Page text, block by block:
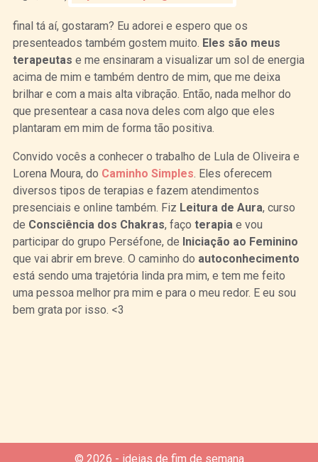
final tá aí, gostaram? Eu adorei e espero que os
presenteados também gostem muito. Eles são meus
terapeutas e me ensinaram a visualizar um sol de energia
acima de mim e também dentro de mim, que me deixa
brilhar e com a mais alta vibração. Então, nada melhor do
que presentear a casa nova deles com algo que eles
plantaram em mim de forma tão positiva.
Convido vocês a conhecer o trabalho de Lula de Oliveira e
Lorena Moura, do Caminho Simples. Eles oferecem
diversos tipos de terapias e fazem atendimentos
presenciais e online também. Fiz Leitura de Aura, curso
de Consciência dos Chakras, faço terapiae vou
participar do grupo Perséfone, de Iniciação ao Feminino
que vai abrir em breve. O caminho do autoconhecimento
está sendo uma trajetória linda pra mim, e tem me feito
uma pessoa melhor pra mim e para o meu redor. E eu sou
bem grata por isso. <3
© 2026 - ideias de fim de semana